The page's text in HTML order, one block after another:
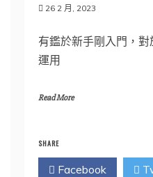
26 2 月, 2023
有鑑於新手剛入門，
運用
Read More
SHARE
Facebook